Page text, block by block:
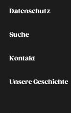
Datenschutz
Suche
Kontakt
Unsere Geschichte